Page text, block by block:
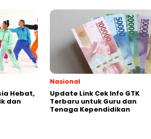
Hebat,
dan
Nasional
Update Link Cek Info GTK
Terbaru untuk Guru dan
Tenaga Kependidikan